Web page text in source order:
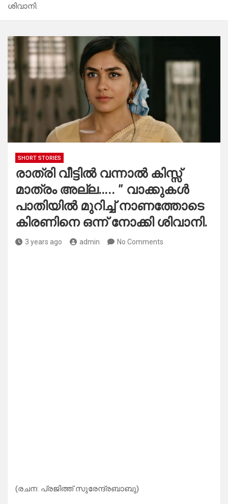
ശിവാനി.
SHORT STORIES
രാത്രി വീട്ടിൽ വന്നാൽ കിസ്സ്
മാത്രം അല്ല….. ” വാക്കുകൾ
പാതിയിൽ മുറിച്ച് നാണത്തോടെ
കിരണിനെ ഒന്ന് നോക്കി ശിവാനി.
3 years ago admin No Comments
(രചന: പ്രജിത്ത്‌ സുരേന്ദ്രബാബു)